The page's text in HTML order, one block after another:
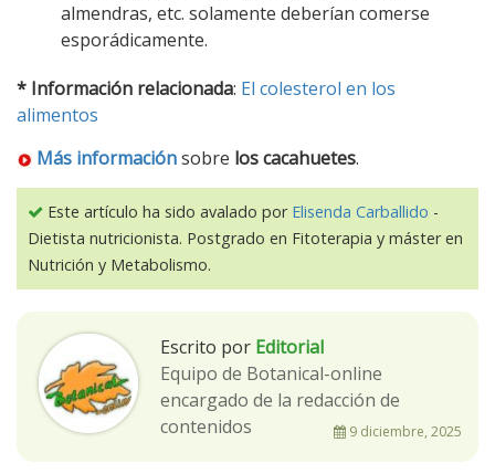
almendras, etc. solamente deberían comerse
esporádicamente.
* Información relacionada: El colesterol en los
alimentos
Más informaciónsobre los cacahuetes.
Este artículo ha sido avalado por Elisenda Carballido -
Dietista nutricionista. Postgrado en Fitoterapia y máster en
Nutrición y Metabolismo.
Escrito por Editorial
Equipo de Botanical-online
encargado de la redacción de
contenidos
9 diciembre, 2025